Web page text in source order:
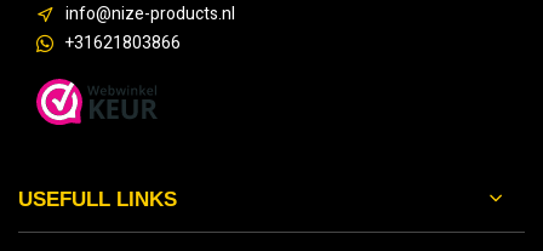
info@nize-products.nl
+31621803866
USEFULL LINKS